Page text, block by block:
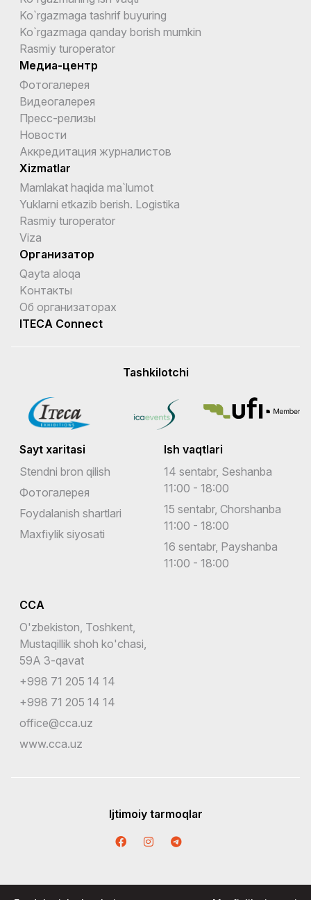
Ko`rgazmaga tashrif buyuring
Ko`rgazmaga qanday borish mumkin
Rasmiy turoperator
Медиа-центр
Фотогалерея
Видеогалерея
Пресс-релизы
Новости
Аккредитация журналистов
Xizmatlar
Mamlakat haqida ma`lumot
Yuklarni etkazib berish. Logistika
Rasmiy turoperator
Viza
Организатор
Qayta aloqa
Kонтакты
Об организаторах
ITECA Connect
Tashkilotchi
Sayt xaritasi
Stendni bron qilish
Фотогалерея
Foydalanish shartlari
Maxfiylik siyosati
Ish vaqtlari
14 sentabr, Seshanba
11:00 - 18:00
15 sentabr, Chorshanba
11:00 - 18:00
16 sentabr, Payshanba
11:00 - 18:00
CCA
O'zbekiston, Toshkent,
Mustaqillik shoh ko'chasi,
59A 3-qavat
+998 71 205 14 14
+998 71 205 14 14
office@cca.uz
www.cca.uz
Ijtimoiy tarmoqlar